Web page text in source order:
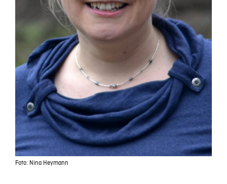
Foto: Nina Heymann